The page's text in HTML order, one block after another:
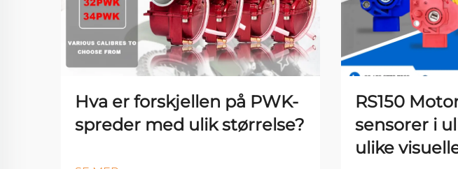
Hva er forskjellen på PWK-
spreder med ulik størrelse?
RS150
sensorer i
ulike